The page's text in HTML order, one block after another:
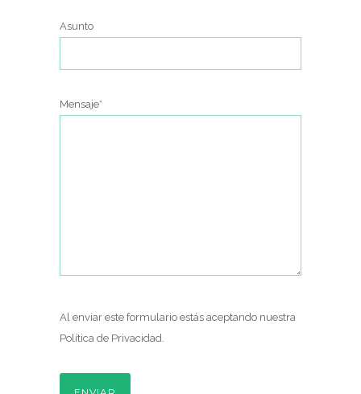
Asunto
Mensaje*
Al enviar este formulario estás aceptando nuestra
Política de Privacidad.